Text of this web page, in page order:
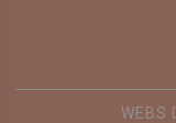
WEBS